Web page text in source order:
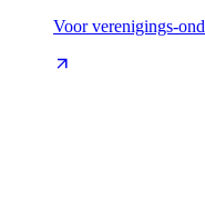
Voor verenigings-